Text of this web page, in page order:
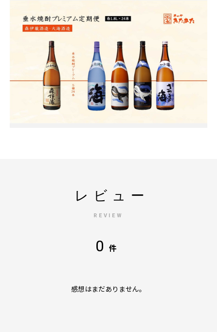
レビュー
REVIEW
0 件
感想はまだありません。